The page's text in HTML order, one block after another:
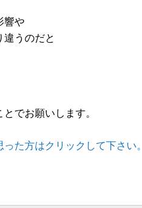
響や
うのだと
でお願いします。
た方はクリックして下さい。